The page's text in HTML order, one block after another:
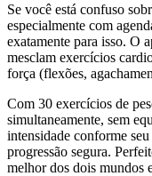
Se você está confuso
especialmente com
exatamente para isso. O
mesclam exercícios
força (flexões,
Com 30 exercícios de
simultaneamente, sem
intensidade conforme
progressão segura.
melhor dos dois mundos